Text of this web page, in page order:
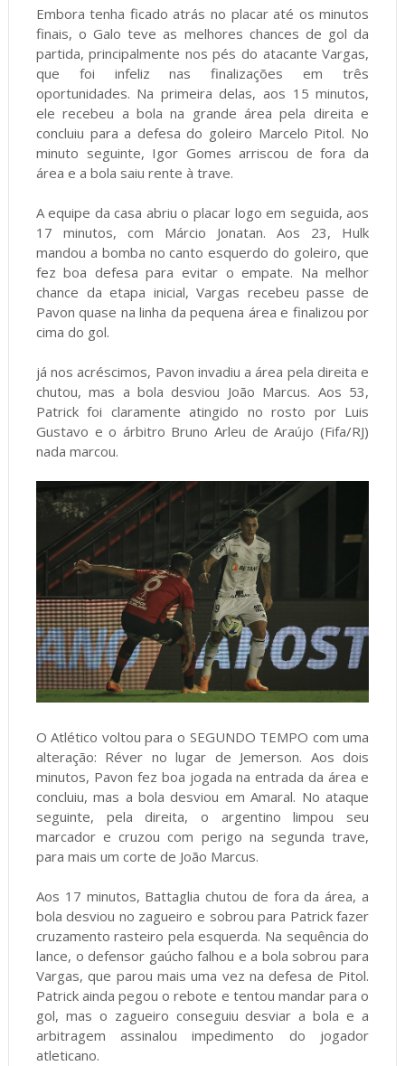
Embora tenha ficado atrás no placar até os minutos
finais, o Galo teve as melhores chances de gol da
partida, principalmente nos pés do atacante Vargas,
que foi infeliz nas finalizações em três
oportunidades. Na primeira delas, aos 15 minutos,
ele recebeu a bola na grande área pela direita e
concluiu para a defesa do goleiro Marcelo Pitol. No
minuto seguinte, Igor Gomes arriscou de fora da
área e a bola saiu rente à trave.
A equipe da casa abriu o placar logo em seguida, aos
17 minutos, com Márcio Jonatan. Aos 23, Hulk
mandou a bomba no canto esquerdo do goleiro, que
fez boa defesa para evitar o empate. Na melhor
chance da etapa inicial, Vargas recebeu passe de
Pavon quase na linha da pequena área e finalizou por
cima do gol.
já nos acréscimos, Pavon invadiu a área pela direita e
chutou, mas a bola desviou João Marcus. Aos 53,
Patrick foi claramente atingido no rosto por Luis
Gustavo e o árbitro Bruno Arleu de Araújo (Fifa/RJ)
nada marcou.
O Atlético voltou para o SEGUNDO TEMPO com uma
alteração: Réver no lugar de Jemerson. Aos dois
minutos, Pavon fez boa jogada na entrada da área e
concluiu, mas a bola desviou em Amaral. No ataque
seguinte, pela direita, o argentino limpou seu
marcador e cruzou com perigo na segunda trave,
para mais um corte de João Marcus.
Aos 17 minutos, Battaglia chutou de fora da área, a
bola desviou no zagueiro e sobrou para Patrick fazer
cruzamento rasteiro pela esquerda. Na sequência do
lance, o defensor gaúcho falhou e a bola sobrou para
Vargas, que parou mais uma vez na defesa de Pitol.
Patrick ainda pegou o rebote e tentou mandar para o
gol, mas o zagueiro conseguiu desviar a bola e a
arbitragem assinalou impedimento do jogador
atleticano.